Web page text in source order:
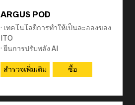
ARGUS POD
· เทคโนโลยีการทำให้เป็นละอองของ
ITO
· ยีนการปรับพลัง AI
· หลอดเป่าตามหลักสรีรศาสตร์
สำรวจเพิ่มเติม ซื้อ